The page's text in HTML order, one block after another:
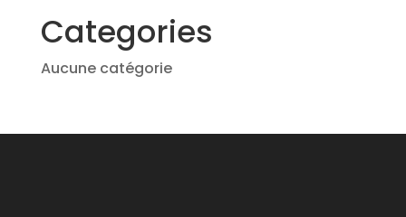
Categories
Aucune catégorie